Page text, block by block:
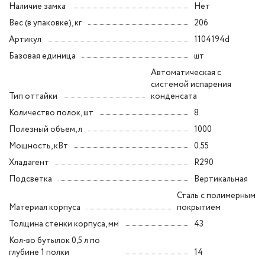
Наличие замка
Нет
Вес (в упаковке), кг
206
Артикул
1104194d
Базовая единица
шт
Тип оттайки
Автоматическая с
системой испарения
конденсата
Количество полок, шт
8
Полезный объем, л
1000
Мощность, кВт
0.55
Хладагент
R290
Подсветка
Вертикальная
Материал корпуса
Сталь с полимерным
покрытием
Толщина стенки корпуса, мм
43
Кол-во бутылок 0,5 л по
глубине 1 полки
14